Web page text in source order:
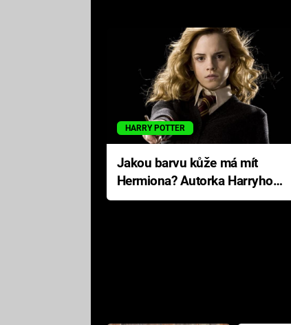
HARRY POTTER
Jakou barvu kůže má mít
Hermiona? Autorka Harryho
Pottera přišla s ráznou